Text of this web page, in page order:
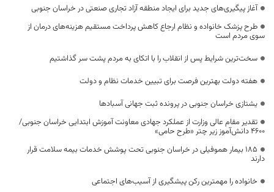
آغاز پیگیری‌های جدید برای ایجاد منطقه آزاد تجاری صنعتی در خراسان جنوبی
طرح پزشک خانواده و نظام ارجاع کاهش پرداخت مستقیم هزینه‌های درمان از
سوی مردم است
سخت‌ترین شرایط پس از انقلاب را با اتکای به مردم پشت سر گذاشتیم
هفته دولت بهترین فرصت برای تبیین خدمات نظام و دولت
یشتازی خراسان جنوبی در پرونده ثبت جهانی آسبادها
تقدیر مقام عالی وزارت از عملکرد جهادی معاونت آموزش ابتدایی خراسان جنوبی/
۴۶۰۰ دانش‌آموز زیر چتر «طرح حامی»
۱۸۵ بیمار هموفیلی در خراسان جنوبی تحت پوشش خدمات بیمه سلامت قرار
دارند
خانواده را مهمترین رکن پیشگیری از آسیب‌های اجتماعی